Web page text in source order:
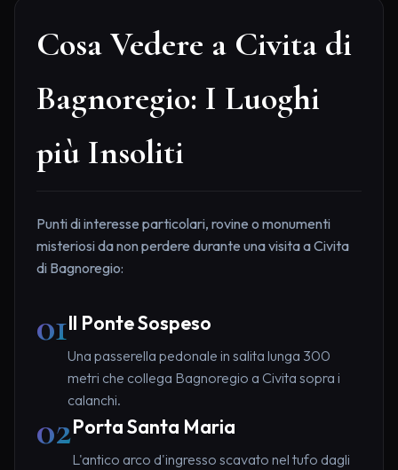
Cosa Vedere a Civita di
Bagnoregio: I Luoghi
più Insoliti
Punti di interesse particolari, rovine o monumenti
misteriosi da non perdere durante una visita a Civita
di Bagnoregio:
01Il Ponte Sospeso
Una passerella pedonale in salita lunga 300
metri che collega Bagnoregio a Civita sopra i
calanchi.
02Porta Santa Maria
L'antico arco d'ingresso scavato nel tufo dagli